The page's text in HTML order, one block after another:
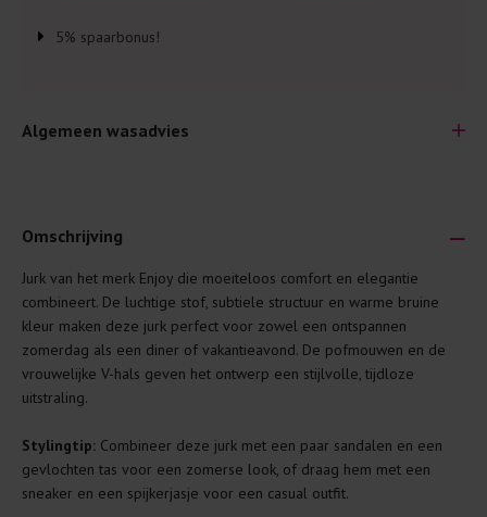
5% spaarbonus!
Algemeen wasadvies
Je wilt natuurlijk lang plezier hebben van je nieuwe kleding.
Daarom geven wij een aantal algemene was-tips:
Lees altijd eerst even het was-etiket.
Was kleding binnenste buiten. Dat beschermt de
buitenkant.
Wees zuinig met wasmiddel. Per kledingstuk is een drupje
genoeg.
Was zo koud mogelijk. Op 20 of 30 graden wassen is vaak
Omschrijving
Jurk van het merk Enjoy die moeiteloos comfort en elegantie
combineert. De luchtige stof, subtiele structuur en warme bruine
kleur maken deze jurk perfect voor zowel een ontspannen
zomerdag als een diner of vakantieavond. De pofmouwen en de
vrouwelijke V-hals geven het ontwerp een stijlvolle, tijdloze
uitstraling.
Stylingtip: Combineer deze jurk met een paar sandalen en een
gevlochten tas voor een zomerse look, of draag hem met een
sneaker en een spijkerjasje voor een casual outfit.